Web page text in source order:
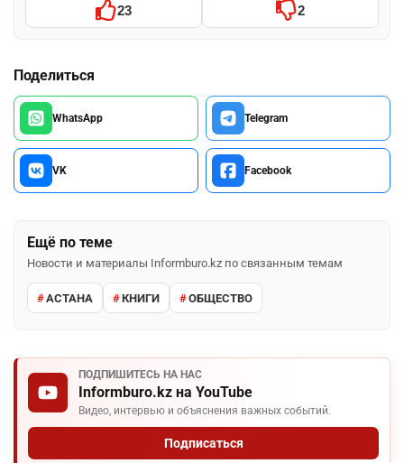
23 2
Поделиться
WhatsApp Telegram
VK Facebook
Ещё по теме
Новости и материалы Informburo.kz по связанным темам
АСТАНА КНИГИ ОБЩЕСТВО
ПОДПИШИТЕСЬ НА НАС
Informburo.kz на YouTube
Видео, интервью и объяснения важных событий.
Подписаться